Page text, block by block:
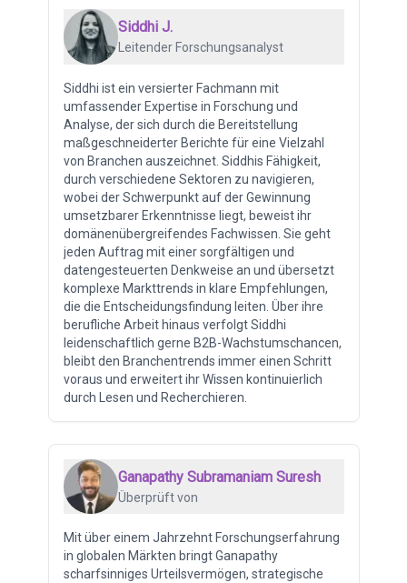
Siddhi J.
Leitender Forschungsanalyst
Siddhi ist ein versierter Fachmann mit
umfassender Expertise in Forschung und
Analyse, der sich durch die Bereitstellung
maßgeschneiderter Berichte für eine Vielzahl
von Branchen auszeichnet. Siddhis Fähigkeit,
durch verschiedene Sektoren zu navigieren,
wobei der Schwerpunkt auf der Gewinnung
umsetzbarer Erkenntnisse liegt, beweist ihr
domänenübergreifendes Fachwissen. Sie geht
jeden Auftrag mit einer sorgfältigen und
datengesteuerten Denkweise an und übersetzt
komplexe Markttrends in klare Empfehlungen,
die die Entscheidungsfindung leiten. Über ihre
berufliche Arbeit hinaus verfolgt Siddhi
leidenschaftlich gerne B2B-Wachstumschancen,
bleibt den Branchentrends immer einen Schritt
voraus und erweitert ihr Wissen kontinuierlich
durch Lesen und Recherchieren.
Ganapathy Subramaniam Suresh
Überprüft von
Mit über einem Jahrzehnt Forschungserfahrung
in globalen Märkten bringt Ganapathy
scharfsinniges Urteilsvermögen, strategische